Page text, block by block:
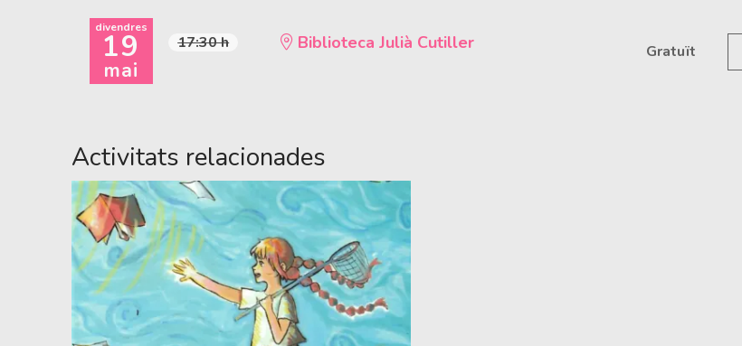
divendres
19
mai
17:30 h Biblioteca Julià Cutiller Gratuït
Activitats relacionades